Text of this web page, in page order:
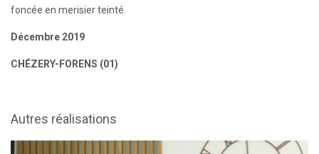
foncée en merisier teinté.
Décembre 2019
CH ÉZERY-FORENS (01)
Autres réalisations